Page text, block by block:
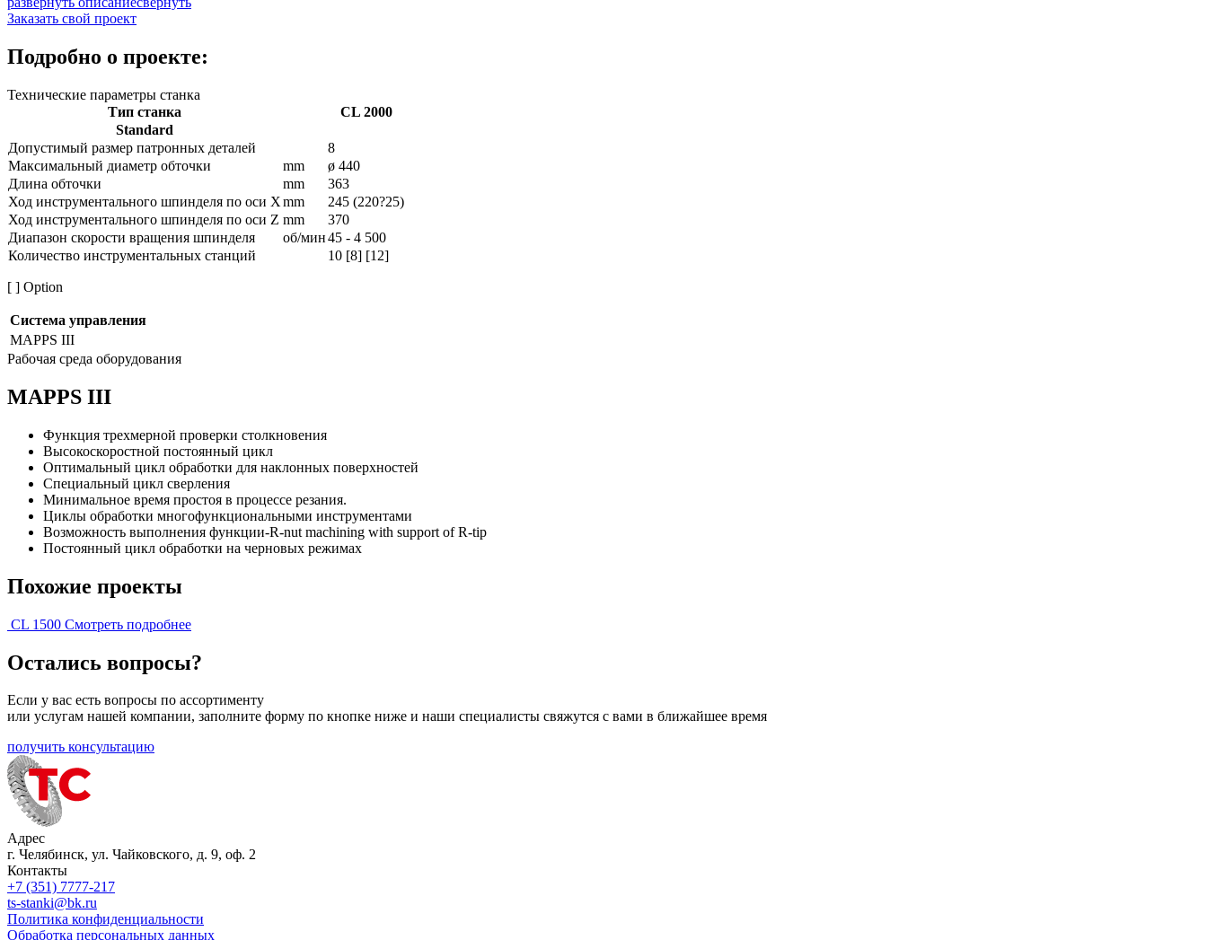
Заказать свой проект
Подробно о проекте:
Технические параметры станка
Тип станка
CL 2000
Standard
Допустимый размер патронных деталей
8
Максимальный диаметр обточки
mm
ø 440
Длина обточки
mm
363
Ход инструментального шпинделя по оси Xmm
245 (220?25)
Ход инструментального шпинделя по оси Z mm
370
Диапазон скорости вращения шпинделя
об/мин45 - 4 500
Количество инструментальных станций
10 [8] [12]
[ ] Option
Система управления
MAPPS III
Рабочая среда оборудования
MAPPS III
Функция трехмерной проверки столкновения
Высокоскоростной постоянный цикл
Оптимальный цикл обработки для наклонных поверхностей
Специальный цикл сверления
Минимальное время простоя в процессе резания.
Циклы обработки многофункциональными инструментами
Возможность выполнения функции-R-nut machining with support of R-tip
Постоянный цикл обработки на черновых режимах
Похожие проекты
CL 1500 Смотреть подробнее
Остались вопросы?
Если у вас есть вопросы по ассортименту
или услугам нашей компании, заполните форму по кнопке ниже и наши специалисты свяжутся с вами в ближайшее время
получить консультацию
Адрес
г. Челябинск, ул. Чайковского, д. 9, оф. 2
Контакты
+7 (351) 7777-217
ts-stanki@bk.ru
Политика конфиденциальности
Обработка персональных данных